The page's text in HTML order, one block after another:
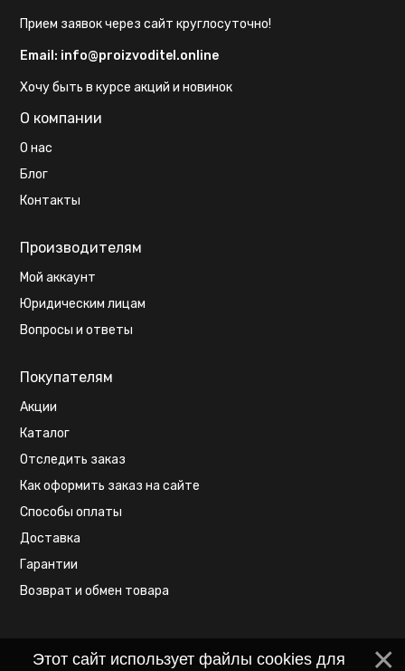
Прием заявок через сайт круглосуточно!
Email: info@proizvoditel.online
Хочу быть в курсе акций и новинок
О компании
О нас
Блог
Контакты
Производителям
Мой аккаунт
Юридическим лицам
Вопросы и ответы
Покупателям
Акции
Каталог
Отследить заказ
Как оформить заказ на сайте
Способы оплаты
Доставка
Гарантии
Возврат и обмен товара
Этот сайт использует файлы cookies для